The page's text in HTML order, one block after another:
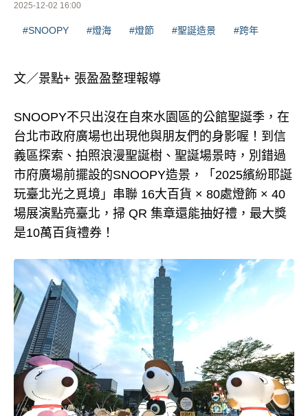
2025-12-02 16:00
#SNOOPY #燈海 #燈節 #聖誕造景 #跨年
文／景點+ 張盈盈整理報導
SNOOPY不只出沒在自來水園區的公館聖誕季，在
台北市政府廣場也出現他與朋友們的身影喔！到信
義區探索、拍照浪漫聖誕樹、聖誕場景時，別錯過
市府廣場前擺設的SNOOPY造景，「2025繽紛耶誕
玩臺北光之覓境」串聯 16大百貨 × 80處燈飾 × 40
場展演點亮臺北，掃 QR 集章還能抽好禮，最大獎
是10萬百貨禮券！